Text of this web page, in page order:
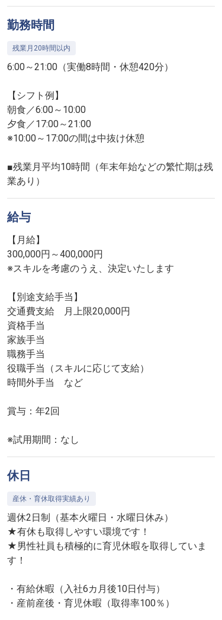
勤務時間
残業月20時間以内
6:00～21:00（実働8時間・休憩420分）
【シフト例】
朝食／6:00～10:00
夕食／17:00～21:00
※10:00～17:00の間は中抜け休憩
■残業月平均10時間（年末年始などの繁忙期は残
業あり）
給与
【月給】
300,000円～400,000円
※スキルを考慮のうえ、決定いたします
【別途支給手当】
交通費支給 月上限20,000円
資格手当
家族手当
職務手当
役職手当（スキルに応じて支給）
時間外手当 など
賞与：年2回
※試用期間：なし
休日
産休・育休取得実績あり
週休2日制（基本火曜日・水曜日休み）
★有休も取得しやすい環境です！
★男性社員も積極的に育児休暇を取得していま
す！
・有給休暇（入社6カ月後10日付与）
・産前産後・育児休暇（取得率100％）